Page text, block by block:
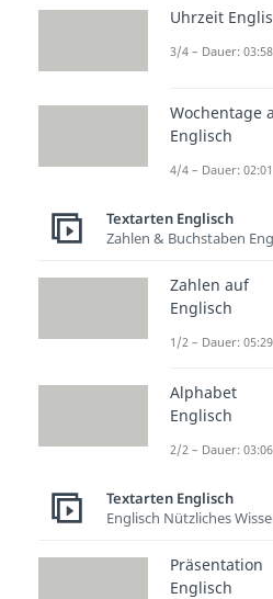
innerhalb
ansehen
.
Autor
besonders
interessant
Stilmittel
daher bei
wichtig.
Aber wie
eine
Infos
dazu.
Uhrzeit
3/4 – Dauer: 03:58
Wochentage
Englisch
4/4 – Dauer: 02:01
Textarten Englisch
Zahlen & Buchstaben
Zahlen auf
Englisch
1/2 – Dauer: 05:29
Alphabet
Englisch
2/2 – Dauer: 03:06
Textarten Englisch
Englisch Nützliches
Präsentation
Englisch